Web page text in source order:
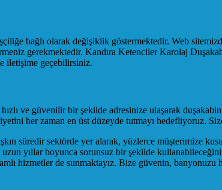
bağlı olarak değişiklik göstermektedir. Web
gerekmektedir. Kandıra Ketenciler Karolaj
iletişime geçebilirsiniz.
ve güvenilir bir şekilde adresinize ulaşarak
her zaman en üst düzeyde tutmayı hedefliyoruz.
süredir sektörde yer alarak, yüzlerce müşterimize
yıllar boyunca sorunsuz bir şekilde
hizmetler de sunmaktayız. Bize güvenin, banyonuzu